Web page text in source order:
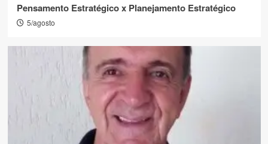
Pensamento Estratégico x Planejamento Estratégico
5/agosto